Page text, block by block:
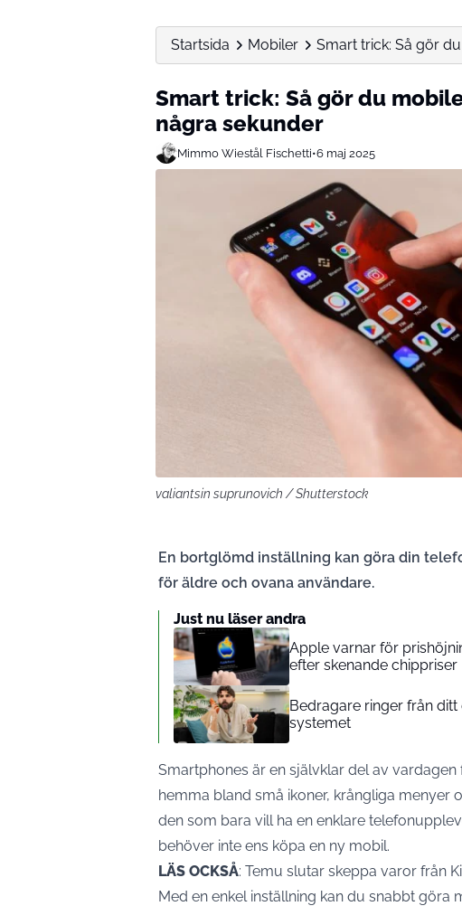
Startsida Mobiler Smart trick: Så gör
Smart trick: Så gör du
några sekunder
Mimmo Wiestål Fischetti•6 maj 2025
valiantsin suprunovich / Shutterstock
En bortglömd inställning kan göra din
för äldre och ovana användare.
Just nu läser andra
Apple varnar för
efter skenande chippriser
Bedragare ringer från
systemet
Smartphones är en självklar del av
hemma bland små ikoner, krångliga menyer
den som bara vill ha en enklare
behöver inte ens köpa en ny mobil.
LÄS OCKSÅ: Temu slutar skeppa varor från
Med en enkel inställning kan du snabbt